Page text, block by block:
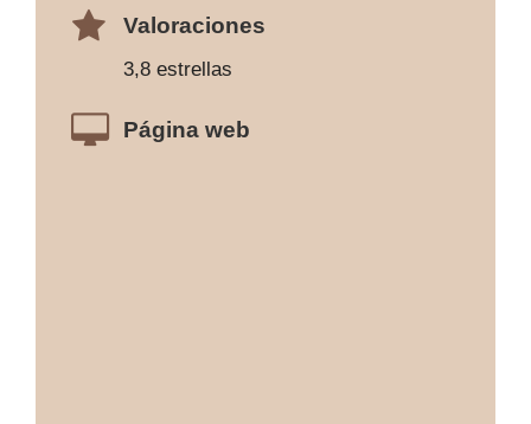
Valoraciones
3,8 estrellas
Página web